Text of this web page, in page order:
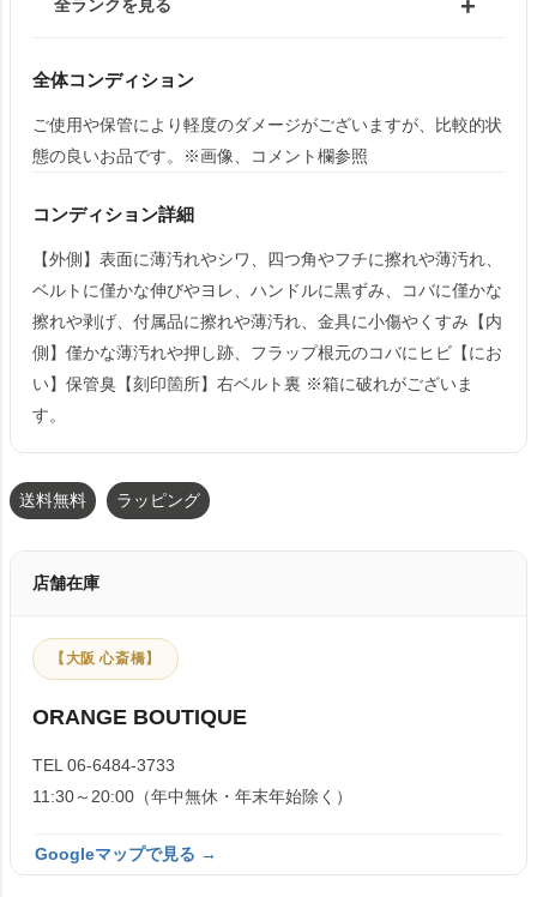
全ランクを見る
全体コンディション
ご使用や保管により軽度のダメージがございますが、比較的状
態の良いお品です。※画像、コメント欄参照
コンディション詳細
【外側】表面に薄汚れやシワ、四つ角やフチに擦れや薄汚れ、
ベルトに僅かな伸びやヨレ、ハンドルに黒ずみ、コバに僅かな
擦れや剥げ、付属品に擦れや薄汚れ、金具に小傷やくすみ【内
側】僅かな薄汚れや押し跡、フラップ根元のコバにヒビ【にお
い】保管臭【刻印箇所】右ベルト裏 ※箱に破れがございま
す。
送料無料 ラッピング
店舗在庫
【大阪 心斎橋】
ORANGE BOUTIQUE
TEL 06-6484-3733
11:30～20:00（年中無休・年末年始除く）
Googleマップで見る →